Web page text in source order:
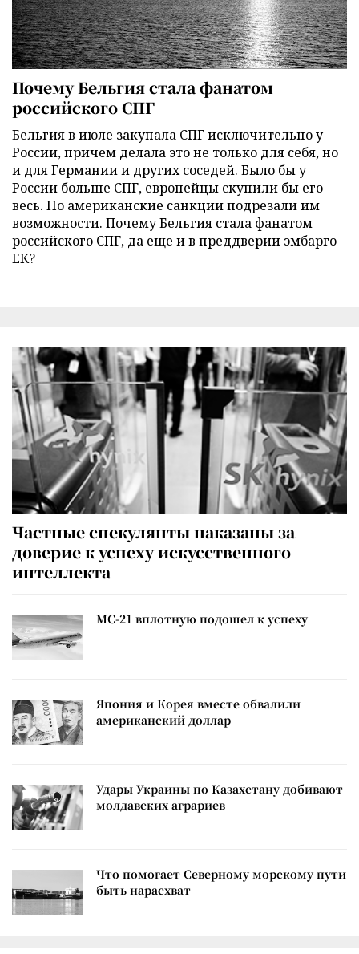
Почему Бельгия стала фанатом
российского СПГ
Бельгия в июле закупала СПГ исключительно у
России, причем делала это не только для себя, но
и для Германии и других соседей. Было бы у
России больше СПГ, европейцы скупили бы его
весь. Но американские санкции подрезали им
возможности. Почему Бельгия стала фанатом
российского СПГ, да еще и в преддверии эмбарго
ЕК?
Частные спекулянты наказаны за
доверие к успеху искусственного
интеллекта
МС-21 вплотную подошел к успеху
Япония и Корея вместе обвалили
американский доллар
Удары Украины по Казахстану добивают
молдавских аграриев
Что помогает Северному морскому пути
быть нарасхват